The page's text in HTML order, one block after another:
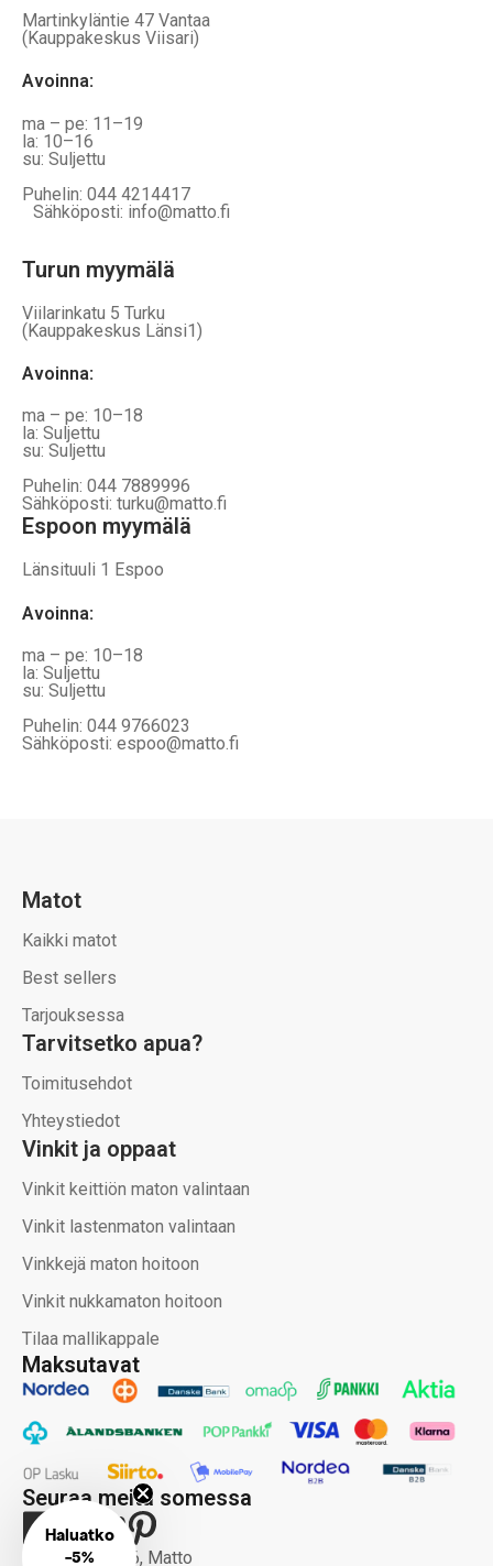
Martinkyläntie 47 Vantaa
(Kauppakeskus Viisari)
Avoinna:
ma – pe: 11–19
la: 10–16
su: Suljettu
Puhelin: 044 4214417
Sähköposti: info@matto.fi
Turun myymälä
Viilarinkatu 5 Turku
(Kauppakeskus Länsi1)
Avoinna:
ma – pe: 10–18
la: Suljettu
su: Suljettu
Puhelin: 044 7889996
Sähköposti: turku@matto.fi
Espoon myymälä
Länsituuli 1 Espoo
Avoinna:
ma – pe: 10–18
la: Suljettu
su: Suljettu
Puhelin: 044 9766023
Sähköposti: espoo@matto.fi
Maksutavat
Seuraa meitä somessa
Copyright 2026, Matto
Matot
Kaikki matot
Best sellers
Tarjouksessa
Tarvitsetko apua?
Toimitusehdot
Yhteystiedot
Vinkit ja oppaat
Vinkit keittiön maton valintaan
Vinkit lastenmaton valintaan
Vinkkejä maton hoitoon
Vinkit nukkamaton hoitoon
Tilaa mallikappale
Haluatko
-5%